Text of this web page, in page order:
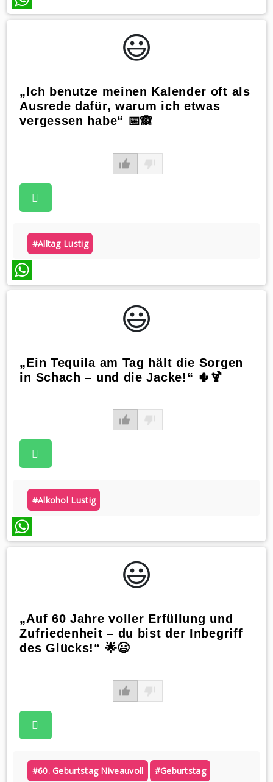
WhatsApp
😃️
„Ich benutze meinen Kalender oft als
Ausrede dafür, warum ich etwas
vergessen habe“ 📅🙈
#alltag Lustig
WhatsApp
😃️
„Ein Tequila am Tag hält die Sorgen
in Schach – und die Jacke!“ 🌵🍹
#alkohol Lustig
WhatsApp
😃️
„Auf 60 Jahre voller Erfüllung und
Zufriedenheit – du bist der Inbegriff
des Glücks!“ 🌟😃
#60. Geburtstag Niveauvoll #geburtstag